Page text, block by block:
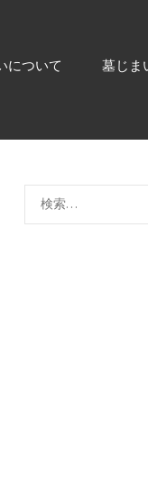
について 墓じま
検
索: